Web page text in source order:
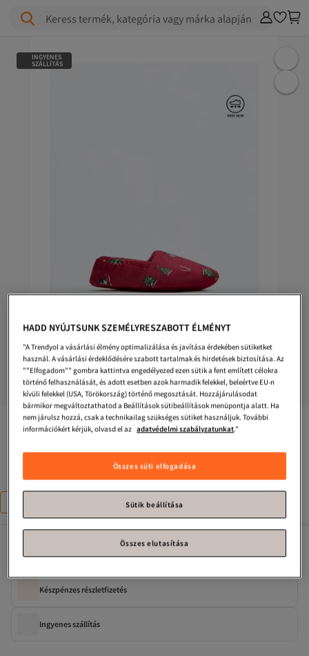
Keress termék, kategória vagy márka alapján
INGYENES
SZÁLLÍTÁS
LEFTIESGyerekeknek |   Karácsonyi házi papucsok
Csak 1 maradt!
34
Készpénzes részletfizetés
Ingyenes szállítás
HADD NYÚJTSUNK SZEMÉLYRESZABOTT ÉLMÉNYT
"A Trendyol a vásárlási élmény optimalizálása és javítása érdekében sütiketket
használ. A vásárlási érdeklődésére szabott tartalmak és hirdetések biztosítása. Az
""Elfogadom"" gombra kattintva engedélyezed ezen sütik a fent említett célokra
történő felhasználását, és adott esetben azok harmadik felekkel, beleértve EU-n
kívüli felekkel (USA, Törökország) történő megosztását. Hozzájárulásodat
bármikor megváltoztathatod a Beállítások sütibeállítások menüpontja alatt. Ha
nem járulsz hozzá, csak a technikailag szükséges sütiket használjuk. További
információkért kérjük, olvasd el az adatvédelmi szabályzatunkat."
Összes süti elfogadása
Sütik beállítása
Összes elutasítása